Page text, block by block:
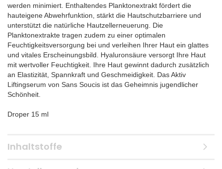
werden minimiert. Enthaltendes Planktonextrakt fördert die
hauteigene Abwehrfunktion, stärkt die Hautschutzbarriere und
unterstützt die natürliche Hautzellerneuerung. Die
Planktonextrakte tragen zudem zu einer optimalen
Feuchtigkeitsversorgung bei und verleihen Ihrer Haut ein glattes
und vitales Erscheinungsbild. Hyaluronsäure versorgt Ihre Haut
mit wertvoller Feuchtigkeit. Ihre Haut gewinnt dadurch zusätzlich
an Elastizität, Spannkraft und Geschmeidigkeit. Das Aktiv
Liftingserum von Sans Soucis ist das Geheimnis jugendlicher
Schönheit.
Droper 15 ml
Inhaltstoffe